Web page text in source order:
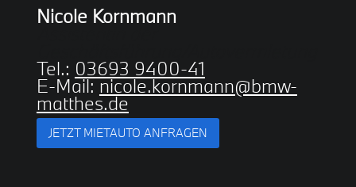
Nicole Kornmann
Tel.: 03693 9400-41
E-Mail:nicole.kornmann@bmw-
matthes.de
JETZT MIETAUTO ANFRAGEN